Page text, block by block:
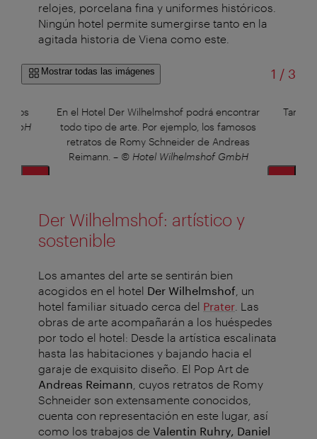
relojes, porcelana fina y uniformes históricos.
Ningún hotel permite sumergirse tanto en la
agitada historia de Viena como este.
Mostrar todas las imágenes 1 /de
3
En el Hotel Der Wilhelmshof podrá encontrar
todo tipo de arte. Por ejemplo, los famosos
retratos de Romy Schneider de Andreas
Reimann. – © Hotel Wilhelmshof GmbH
Der Wilhelmshof: artístico y
sostenible
Los amantes del arte se sentirán bien
acogidos en el hotel Der Wilhelmshof , un
hotel familiar situado cerca del Prater . Las
obras de arte acompañarán a los huéspedes
por todo el hotel: Desde la artística escalinata
hasta las habitaciones y bajando hacia el
garaje de exquisito diseño. El Pop Art de
Andreas Reimann , cuyos retratos de Romy
Schneider son extensamente conocidos,
cuenta con representación en este lugar, así
como los trabajos de Valentin Ruhry, Daniel